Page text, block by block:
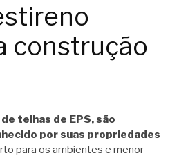
construção
telhas de EPS, são
por suas propriedades
para os ambientes e menor